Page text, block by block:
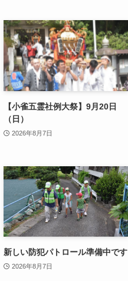
【小雀五霊社例大祭】9月20日
（日）
2026年8月7日
新しい防犯パトロール準備中です
2026年8月7日